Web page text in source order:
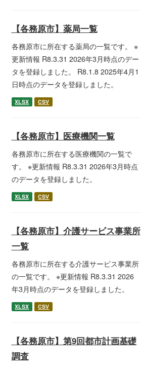
【各務原市】薬局一覧
各務原市に所在する薬局の一覧です。 ※
更新情報 R8.3.31 2026年3月時点のデー
タを登録しました。 R8.1.8 2025年4月1
日時点のデータを登録しました。
XLSX CSV
【各務原市】医療機関一覧
各務原市に所在する医療機関の一覧で
す。 ※更新情報 R8.3.31 2026年3月時点
のデータを登録しました。
XLSX CSV
【各務原市】介護サービス事業所
一覧
各務原市に所在する介護サービス事業所
の一覧です。 ※更新情報 R8.3.31 2026
年3月時点のデータを登録しました。
XLSX CSV
【各務原市】第9回都市計画基礎
調査